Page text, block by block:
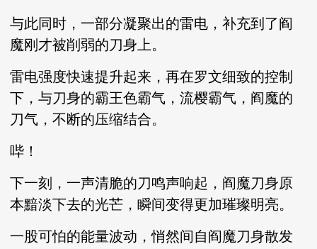
与此同时，一部分凝聚出的雷电，补充到了阎
魔刚才被削弱的刀身上。
雷电强度快速提升起来，再在罗文细致的控制
下，与刀身的霸王色霸气，流樱霸气，阎魔的
刀气，不断的压缩结合。
哔！
下一刻，一声清脆的刀鸣声响起，阎魔刀身原
本黯淡下去的光芒，瞬间变得更加璀璨明亮。
一股可怕的能量波动，悄然间自阎魔刀身散发